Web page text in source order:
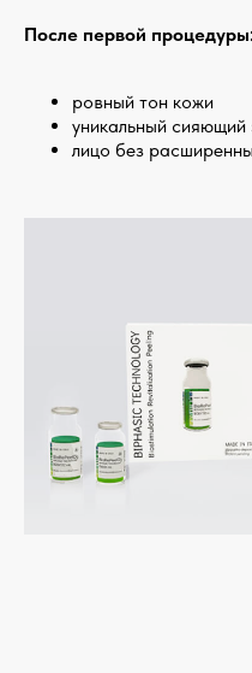
После первой
ровный тон кожи
уникальный сияющий
лицо без